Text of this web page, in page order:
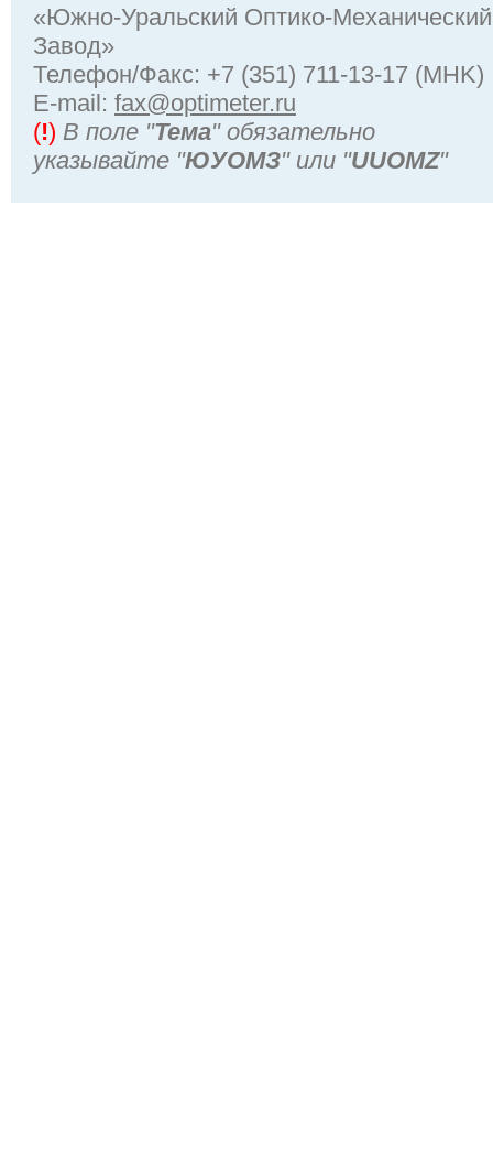
«Южно-Уральский Оптико-Механический
Завод»
Телефон/Факс: +7 (351) 711-13-17 (MHK)
Е-mail: fax@optimeter.ru
(!) В поле "Тема" обязательно
указывайте "ЮУОМЗ" или "UUOMZ"